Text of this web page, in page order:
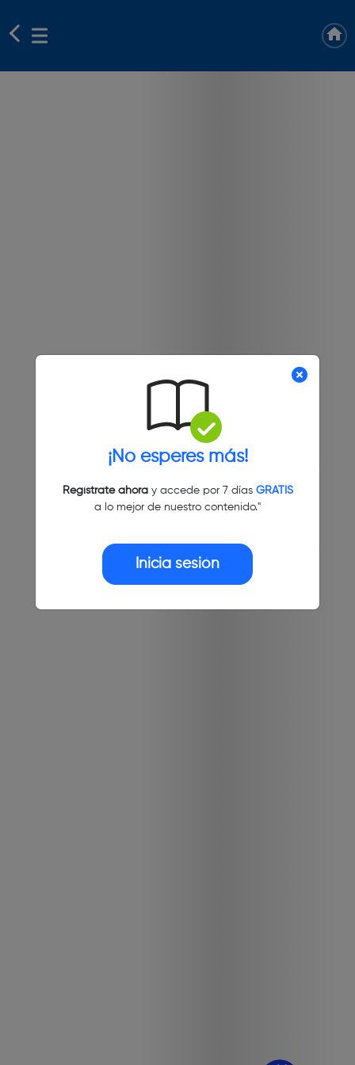
¡No esperes más!
Regístrate ahoray accede por 7 días GRATIS
a lo mejor de nuestro contenido."
Inicia sesión